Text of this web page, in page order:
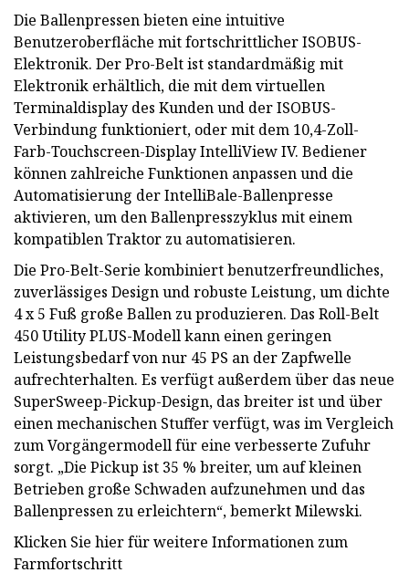
Die Ballenpressen bieten eine intuitive
Benutzeroberfläche mit fortschrittlicher ISOBUS-
Elektronik. Der Pro-Belt ist standardmäßig mit
Elektronik erhältlich, die mit dem virtuellen
Terminaldisplay des Kunden und der ISOBUS-
Verbindung funktioniert, oder mit dem 10,4-Zoll-
Farb-Touchscreen-Display IntelliView IV. Bediener
können zahlreiche Funktionen anpassen und die
Automatisierung der IntelliBale-Ballenpresse
aktivieren, um den Ballenpresszyklus mit einem
kompatiblen Traktor zu automatisieren.
Die Pro-Belt-Serie kombiniert benutzerfreundliches,
zuverlässiges Design und robuste Leistung, um dichte
4 x 5 Fuß große Ballen zu produzieren. Das Roll-Belt
450 Utility PLUS-Modell kann einen geringen
Leistungsbedarf von nur 45 PS an der Zapfwelle
aufrechterhalten. Es verfügt außerdem über das neue
SuperSweep-Pickup-Design, das breiter ist und über
einen mechanischen Stuffer verfügt, was im Vergleich
zum Vorgängermodell für eine verbesserte Zufuhr
sorgt. „Die Pickup ist 35 % breiter, um auf kleinen
Betrieben große Schwaden aufzunehmen und das
Ballenpressen zu erleichtern“, bemerkt Milewski.
Klicken Sie hier für weitere Informationen zum
Farmfortschritt